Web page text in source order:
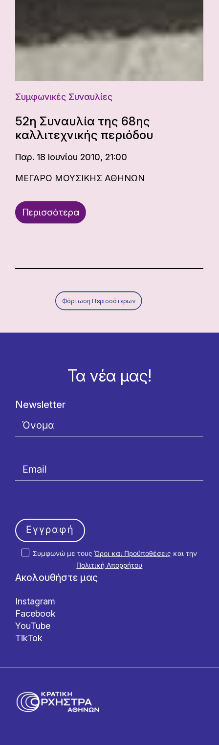
Συμφωνικές Συναυλίες
52η Συναυλία της 68ης
καλλιτεχνικής περιόδου
Παρ. 18 Ιουνίου 2010, 21:00
ΜΕΓΑΡΟ ΜΟΥΣΙΚΗΣ ΑΘΗΝΩΝ
Περισσότερα
Φόρτωση Περισσότερων
Τα νέα μας!
Ακολουθήστε μας
Instagram
Facebook
YouTube
TikTok
Newsletter
Συμφωνώ με τουςΌροι και Προϋποθέσεις και την
Πολιτική Απορρήτου
Εγγραφή